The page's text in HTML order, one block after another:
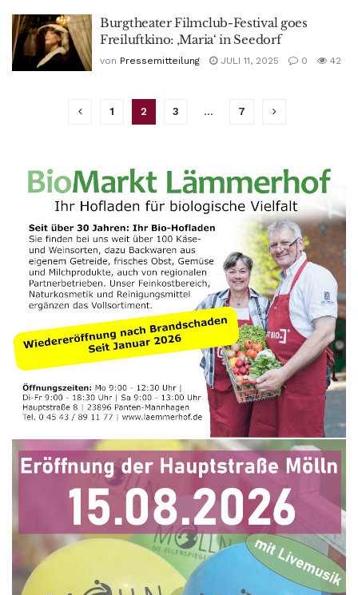
Burgtheater Filmclub-Festival goes
Freiluftkino: ‚Maria‘ in Seedorf
von Pressemitteilung JULI 11, 2025 0 42
1 2 3 … 7